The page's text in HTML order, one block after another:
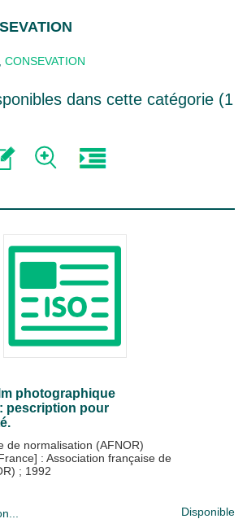
CONSEVATION
dans cette catégorie (1
photographique
pescription pour
de normalisation (AFNOR)
: Association française de
; 1992
Disponible